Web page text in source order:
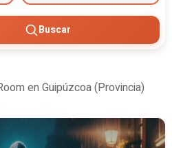
Buscar
en Guipúzcoa (Provincia)